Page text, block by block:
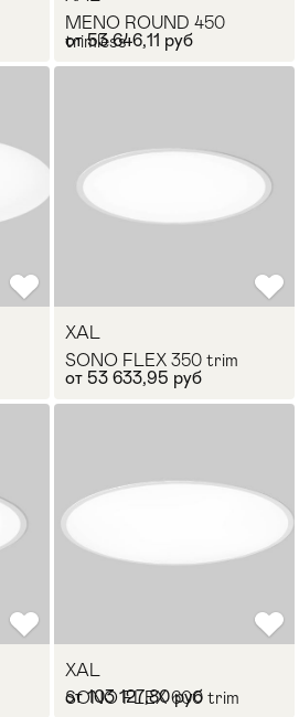
MENO ROUND 450
trimless
от 53 646,11 руб
XAL
SONO FLEX 350 trim
от 53 633,95 руб
XAL
SONO FLEX 600 trim
от 103 127,80 руб